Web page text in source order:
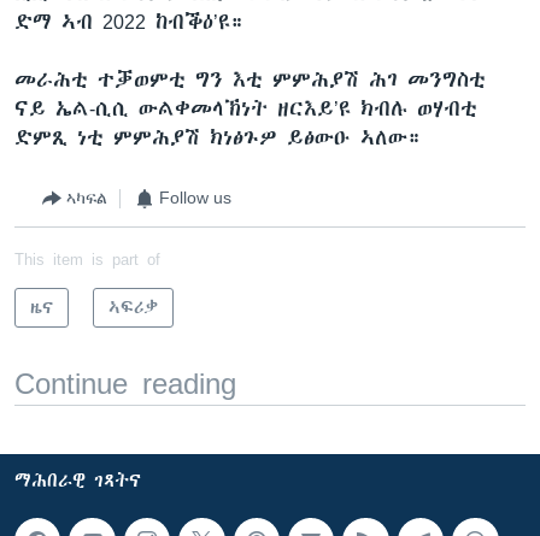
ድማ ኣብ 2022 ከብቕዕ’ዩ።
መራሕቲ ተቓወምቲ ግን እቲ ምምሕያሽ ሕገ መንግስቲ
ናይ ኤል-ሲሲ ውልቀመላኽነት ዘርእይ’ዩ ክብሉ ወሃብቲ
ድምጺ ነቲ ምምሕያሽ ክነፅጉዎ ይፅውዑ ኣለው።
ኣካፍል Follow us
This item is part of
ዜና ኣፍሪቃ
Continue reading
ማሕበራዊ ገጻትና